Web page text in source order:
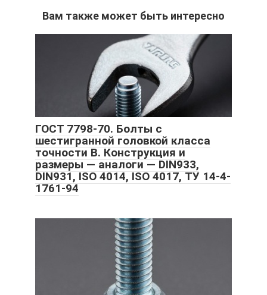
Вам также может быть интересно
ГОСТ 7798-70. Болты с
шестигранной головкой класса
точности В. Конструкция и
размеры — аналоги — DIN933,
DIN931, ISO 4014, ISO 4017, ТУ 14-4-
1761-94